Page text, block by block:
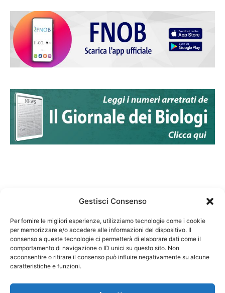
Gestisci Consenso
Per fornire le migliori esperienze, utilizziamo tecnologie come i cookie
per memorizzare e/o accedere alle informazioni del dispositivo. Il
consenso a queste tecnologie ci permetterà di elaborare dati come il
comportamento di navigazione o ID unici su questo sito. Non
acconsentire o ritirare il consenso può influire negativamente su alcune
caratteristiche e funzioni.
Federazione Nazionale Degli Ordini dei Biologi:
codice fiscale 80069130583
Responsabile sito internet www.fnob.it: